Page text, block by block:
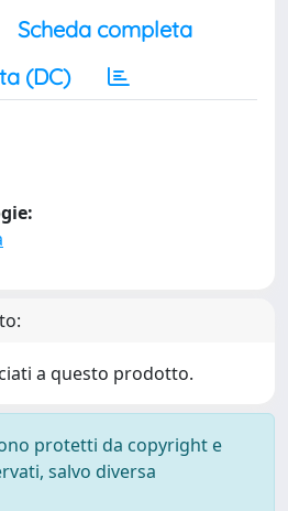
Scheda completa
(DC)
a questo prodotto.
protetti da copyright e
salvo diversa